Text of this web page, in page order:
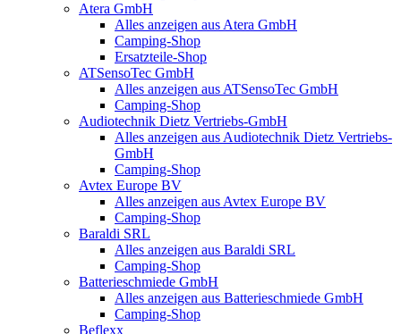
Atera GmbH
Alles anzeigen aus Atera GmbH
Camping-Shop
Ersatzteile-Shop
ATSensoTec GmbH
Alles anzeigen aus ATSensoTec GmbH
Camping-Shop
Audiotechnik Dietz Vertriebs-GmbH
Alles anzeigen aus Audiotechnik Dietz Vertriebs-
GmbH
Camping-Shop
Avtex Europe BV
Alles anzeigen aus Avtex Europe BV
Camping-Shop
Baraldi SRL
Alles anzeigen aus Baraldi SRL
Camping-Shop
Batterieschmiede GmbH
Alles anzeigen aus Batterieschmiede GmbH
Camping-Shop
Beflexx